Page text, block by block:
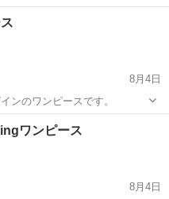
ース
8月4日
ンのワンピースです。
ワンピース
8月4日